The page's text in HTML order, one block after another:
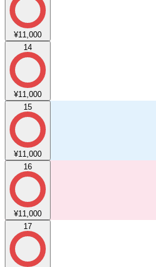
¥11,000
14
¥11,000
15
¥11,000
16
¥11,000
17